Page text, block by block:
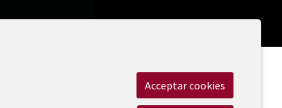
Acceptar cookies